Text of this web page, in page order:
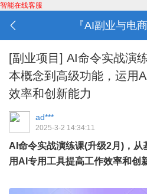
智能在线客服
『AI副业与电
[副业项目] AI命令实战演
本概念到高级功能，运用
效率和创新能力
ad***
2025-3-2 14:34:11
AI命令实战演练课(升级2月)，
用AI专用工具提高工作效率和创